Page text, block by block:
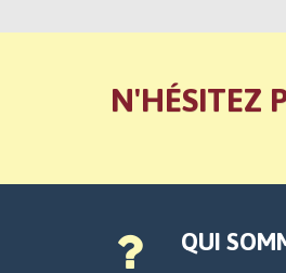
N'HÉSITEZ
QUI